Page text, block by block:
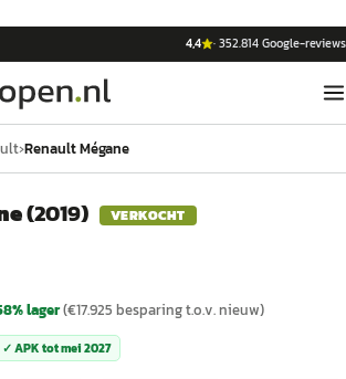
4,4 ·352.814Google-reviews
›Renault Mégane
(2019) VERKOCHT
% lager(€17.925 besparing t.o.v. nieuw)
✓ APK totmei 2027